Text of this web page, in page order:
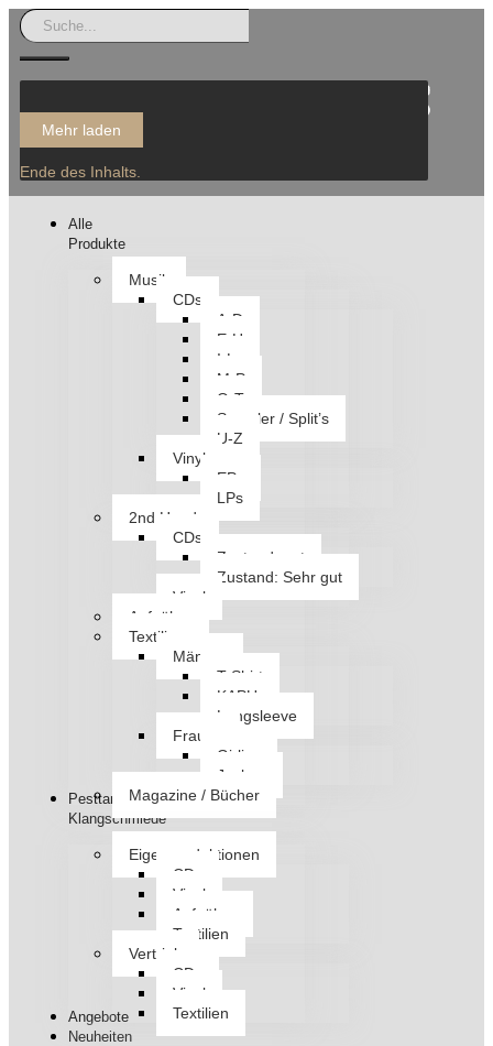
Mehr laden
Ende des Inhalts.
Alle
Produkte
Musik
CDs
A-D
E-H
I-L
M-P
Q-T
Sampler / Split’s
U-Z
Vinyl
EPs
LPs
2nd Hand
CDs
Zustand: gut
Zustand: Sehr gut
Vinyl
Aufnäher
Textilien
Männer
T-Shirt
KAPU
Longsleeve
Frauen
Girlies
Jacken
Magazine / Bücher
Pesttanz
Klangschmiede
Eigenproduktionen
CDs
Vinyl
Aufnäher
Textilien
Vertrieb
CDs
Vinyl
Textilien
Angebote
Neuheiten